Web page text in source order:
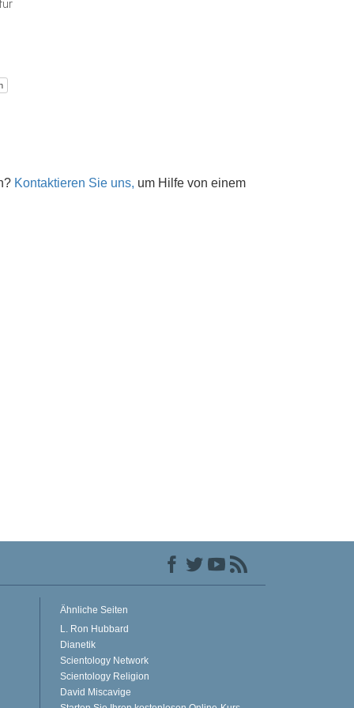
Kontaktieren Sie uns, um Hilfe von einem
Ähnliche Seiten
L. Ron Hubbard
Dianetik
Scientology Network
Scientology Religion
David Miscavige